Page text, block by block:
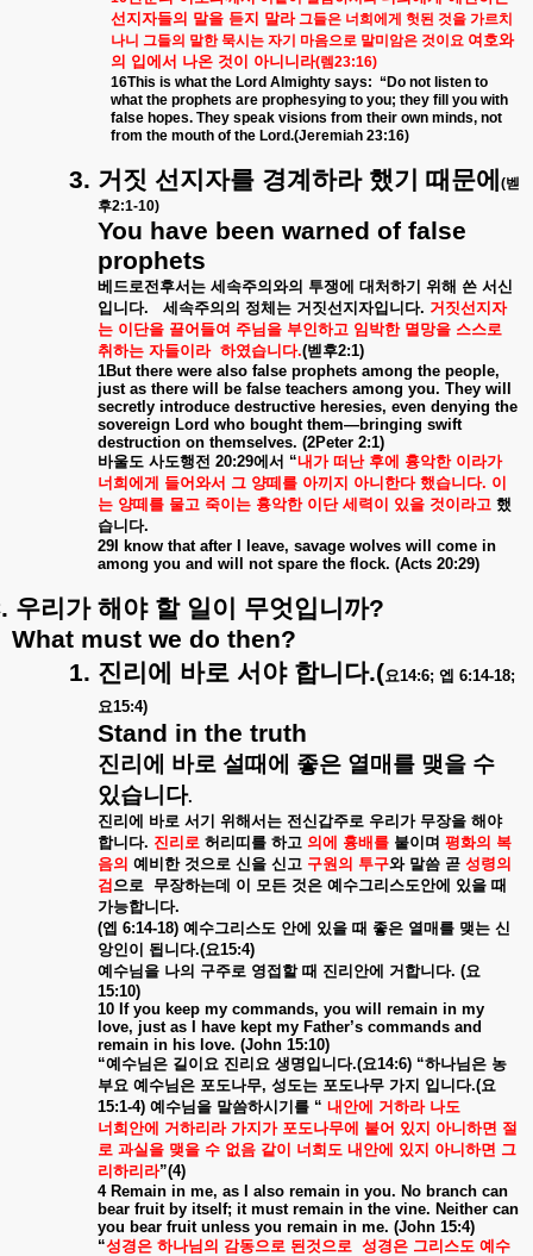
선지자들의 말을 듣지 말라 그들은 너희에게 헛된 것을 가르치
나니 그들의 말한 묵시는 자기 마음으로 말미암은 것이요 여호와
의 입에서 나온 것이 아니니라(렘23:16)
16This is what the Lord Almighty says: “Do not listen to
what the prophets are prophesying to you; they fill you with
false hopes. They speak visions from their own minds, not
from the mouth of the Lord.(Jeremiah 23:16)
3. 거짓 선지자를 경계하라 했기 때문에 (벧
후2:1-10)
You have been warned of false
prophets
베드로전후서는 세속주의와의 투쟁에 대처하기 위해 쓴 서신
입니다. 세속주의의 정체는 거짓선지자입니다. 거짓선지자
는 이단을 끌어들여 주님을 부인하고 임박한 멸망을 스스로
취하는 자들이라 하였습니다.(벧후2:1)
1But there were also false prophets among the people,
just as there will be false teachers among you. They will
secretly introduce destructive heresies, even denying the
sovereign Lord who bought them—bringing swift
destruction on themselves. (2Peter 2:1)
바울도 사도행전 20:29에서 “내가 떠난 후에 흉악한 이라가
너희에게 들어와서 그 양떼를 아끼지 아니한다 했습니다. 이
는 양떼를 물고 죽이는 흉악한 이단 세력이 있을 것이라고 했
습니다.
29I know that after I leave, savage wolves will come in
among you and will not spare the flock. (Acts 20:29)
우리가 해야 할 일이 무엇입니까?
What must we do then?
1. 진리에 바로 서야 합니다.(요14:6; 엡 6:14-18;
요15:4)
Stand in the truth
진리에 바로 설때에 좋은 열매를 맺을 수
있습니다.
진리에 바로 서기 위해서는 전신갑주로 우리가 무장을 해야
합니다. 진리로 허리띠를 하고 의에 흉배를 붙이며 평화의 복
음의 예비한 것으로 신을 신고 구원의 투구와 말씀 곧 성령의
검 으로 무장하는데 이 모든 것은 예수그리스도안에 있을 때
가능합니다.
(엡 6:14-18) 예수그리스도 안에 있을 때 좋은 열매를 맺는 신
앙인이
됩니다.(요15:4)
예수님을 나의 구주로 영접할 때 진리안에 거합니다. (요
15:10)
10 If you keep my commands, you will remain in my
love, just as I have kept my Father’s commands and
remain in his love. (John 15:10)
“예수님은 길이요 진리요 생명입니다.(요14:6) “하나님은 농
부요 예수님은 포도나무, 성도는 포도나무 가지 입니다.(요
15:1-4) 예수님을 말씀하시기를 “ 내안에 거하라 나도
너희안에 거하리라 가지가 포도나무에 붙어 있지 아니하면 절
로 과실을 맺을 수 없음 같이 너희도 내안에 있지 아니하면 그
리하리라”(4)
4 Remain in me, as I also remain in you. No branch can
bear fruit by itself; it must remain in the vine. Neither can
you bear fruit unless you remain in me. (John 15:4)
“성경은 하나님의 감동으로 된것으로 성경은 그리스도 예수